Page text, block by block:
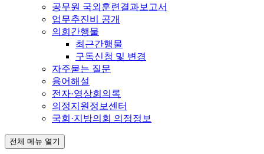
공무원 국외훈련결과보고서
업무추진비 공개
의회간행물
최근간행물
구독신청 및 변경
자주묻는 질문
용어해설
전자·영상회의록
의정지원정보센터
국회·지방의회 의정정보
전체 메뉴 열기